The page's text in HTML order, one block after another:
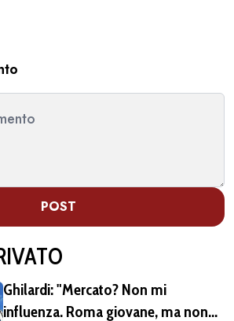
POST
Ghilardi: "Mercato? Non mi
influenza. Roma giovane, ma non